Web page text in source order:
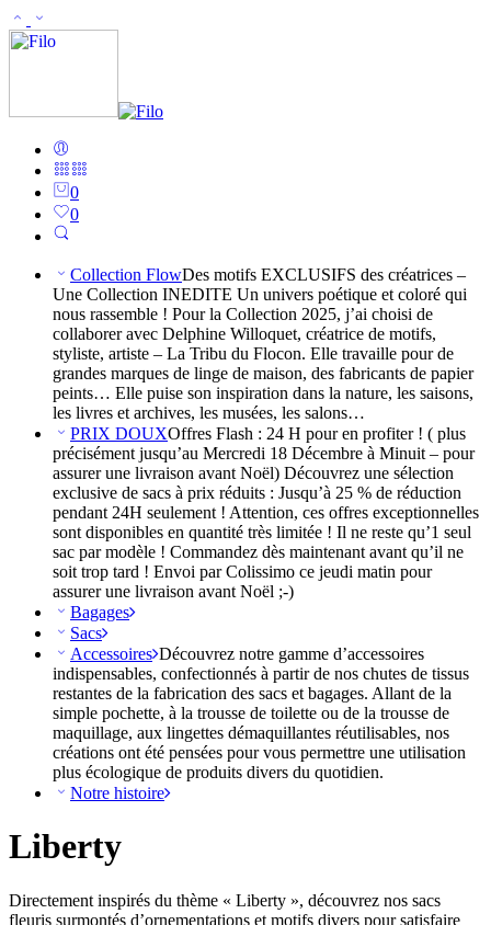
0
0
Collection FlowDes motifs EXCLUSIFS des créatrices –
Une Collection INEDITE Un univers poétique et coloré qui
nous rassemble ! Pour la Collection 2025, j’ai choisi de
collaborer avec Delphine Willoquet, créatrice de motifs,
styliste, artiste – La Tribu du Flocon. Elle travaille pour de
grandes marques de linge de maison, des fabricants de papier
peints… Elle puise son inspiration dans la nature, les saisons,
les livres et archives, les musées, les salons…
PRIX DOUXOffres Flash : 24 H pour en profiter ! ( plus
précisément jusqu’au Mercredi 18 Décembre à Minuit – pour
assurer une livraison avant Noël) Découvrez une sélection
exclusive de sacs à prix réduits : Jusqu’à 25 % de réduction
pendant 24H seulement ! Attention, ces offres exceptionnelles
sont disponibles en quantité très limitée ! Il ne reste qu’1 seul
sac par modèle ! Commandez dès maintenant avant qu’il ne
soit trop tard ! Envoi par Colissimo ce jeudi matin pour
assurer une livraison avant Noël ;-)
Bagages
Sacs
Accessoires Découvrez notre gamme d’accessoires
indispensables, confectionnés à partir de nos chutes de tissus
restantes de la fabrication des sacs et bagages. Allant de la
simple pochette, à la trousse de toilette ou de la trousse de
maquillage, aux lingettes démaquillantes réutilisables, nos
créations ont été pensées pour vous permettre une utilisation
plus écologique de produits divers du quotidien.
Notre histoire
Liberty
Directement inspirés du thème « Liberty », découvrez nos sacs
fleuris surmontés d’ornementations et motifs divers pour satisfaire